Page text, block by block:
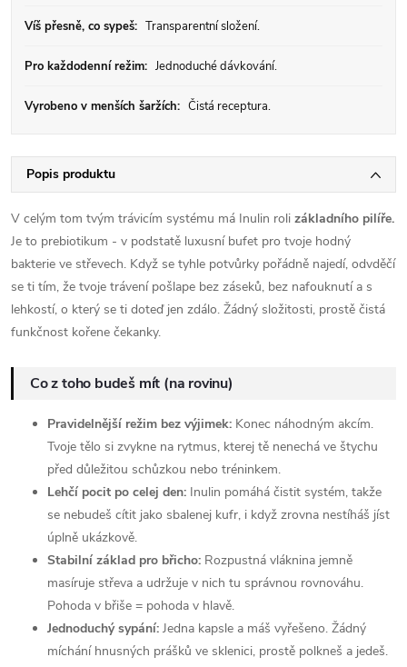
Víš přesně, co sypeš: Transparentní složení.
Pro každodenní režim: Jednoduché dávkování.
Vyrobeno v menších šaržích: Čistá receptura.
Popis produktu
V celým tom tvým trávicím systému má Inulin roli základního pilíře.
Je to prebiotikum - v podstatě luxusní bufet pro tvoje hodný
bakterie ve střevech. Když se tyhle potvůrky pořádně najedí, odvděčí
se ti tím, že tvoje trávení pošlape bez záseků, bez nafouknutí a s
lehkostí, o který se ti doteď jen zdálo. Žádný složitosti, prostě čistá
funkčnost kořene čekanky.
Co z toho budeš mít (na rovinu)
Pravidelnější režim bez výjimek: Konec náhodným akcím.
Tvoje tělo si zvykne na rytmus, kterej tě nenechá ve štychu
před důležitou schůzkou nebo tréninkem.
Lehčí pocit po celej den: Inulin pomáhá čistit systém, takže
se nebudeš cítit jako sbalenej kufr, i když zrovna nestíháš jíst
úplně ukázkově.
Stabilní základ pro břicho: Rozpustná vláknina jemně
masíruje střeva a udržuje v nich tu správnou rovnováhu.
Pohoda v břiše = pohoda v hlavě.
Jednoduchý sypání: Jedna kapsle a máš vyřešeno. Žádný
míchání hnusných prášků ve sklenici, prostě polkneš a jedeš.